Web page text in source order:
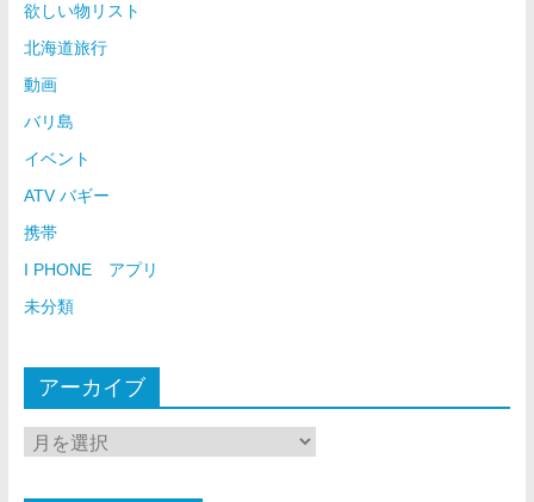
欲しい物リスト
北海道旅行
動画
バリ島
イベント
ATV バギー
携帯
I PHONE アプリ
未分類
アーカイブ